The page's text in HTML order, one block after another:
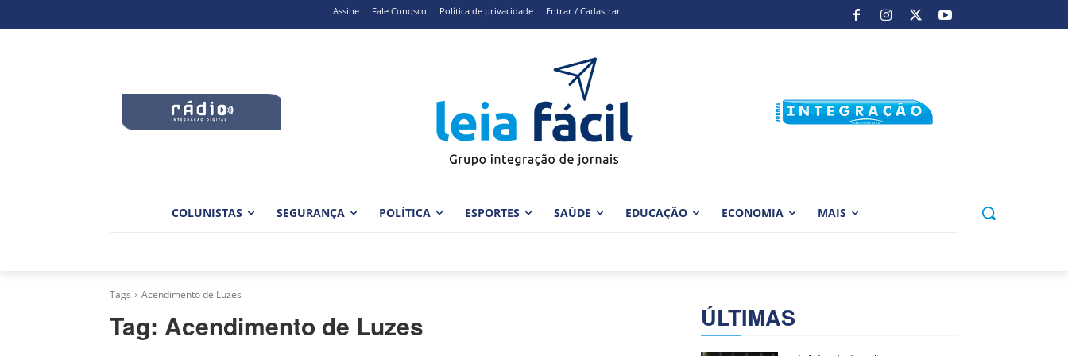
Assine Fale Conosco Política de privacidade Entrar / Cadastrar
COLUNISTAS SEGURANÇA POLÍTICA ESPORTES SAÚDE EDUCAÇÃO ECONOMIA MAIS
Tags Acendimento de Luzes
Tag: Acendimento de Luzes ÚLTIMAS